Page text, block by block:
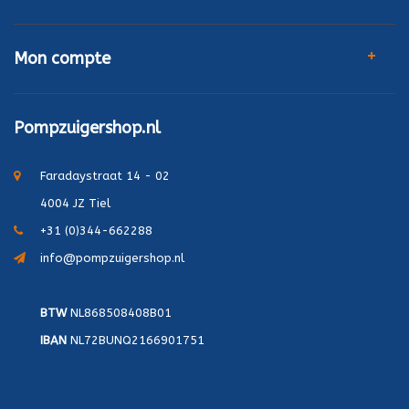
Mon compte
Pompzuigershop.nl
Faradaystraat 14 - 02
4004 JZ Tiel
+31 (0)344-662288
info@pompzuigershop.nl
BTWNL868508408B01
IBAN NL72BUNQ2166901751